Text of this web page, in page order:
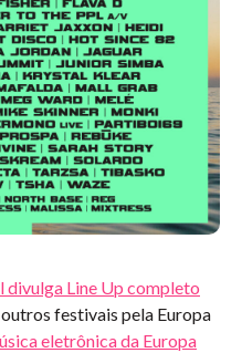
divulga Line Up completo
festivais pela Europa
eletrônica da Europa